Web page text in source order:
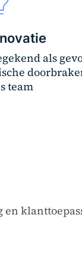
als
team